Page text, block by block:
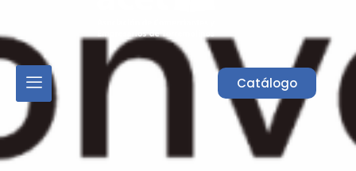
Catálogo